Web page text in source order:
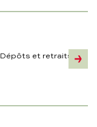
Dépôts et retraits